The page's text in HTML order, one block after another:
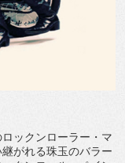
ックンローラー・マ
がれる珠玉のバラー